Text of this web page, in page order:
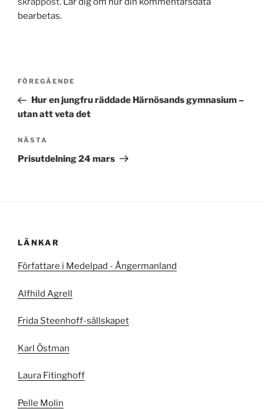
bearbetas.
Inläggsnavigering
Föregående
inlägg
FÖREGÅENDE
Hur en jungfru räddade Härnösands gymnasium –
utan att veta det
Nästa
inlägg
NÄSTA
Prisutdelning 24 mars
LÄNKAR
Författare i Medelpad - Ångermanland
Alfhild Agrell
Frida Steenhoff-sällskapet
Karl Östman
Laura Fitinghoff
Pelle Molin